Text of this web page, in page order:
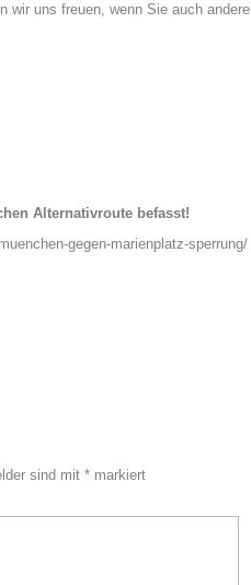
wir uns freuen, wenn Sie auch andere
Alternativroute befasst!
gegen-marienplatz-sperrung/
sind mit * markiert